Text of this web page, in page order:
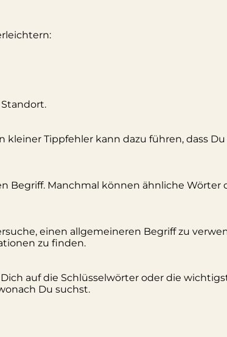
kleiner Tippfehler kann dazu führen, dass
Begriff. Manchmal können ähnliche Wörter
einen allgemeineren Begriff zu
zu finden.
auf die Schlüsselwörter oder die
Du suchst.